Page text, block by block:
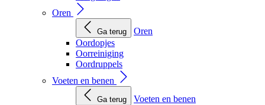
Oren
Ga terug
Oren
Oordopjes
Oorreiniging
Oordruppels
Voeten en benen
Ga terug
Voeten en benen